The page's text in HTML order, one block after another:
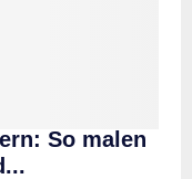
So malen